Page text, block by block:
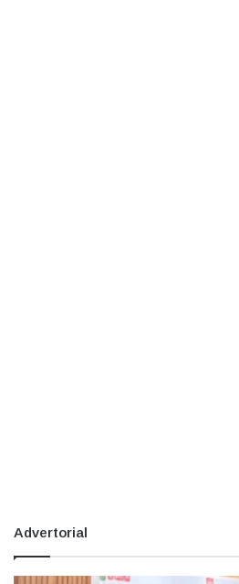
Advertorial